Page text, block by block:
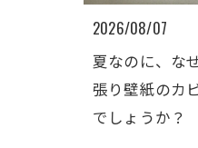
2026/08/07
夏なのに、な
張り壁紙のカ
でしょうか？